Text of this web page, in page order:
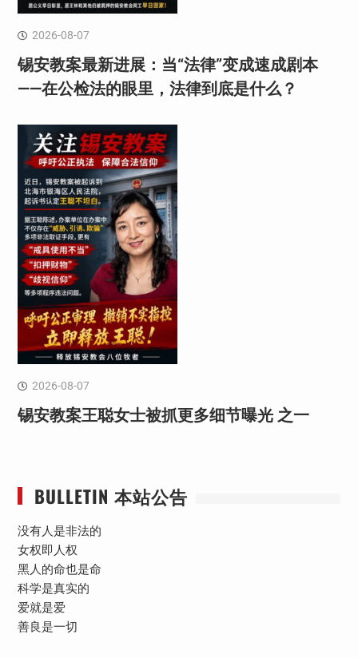
2026-08-07
锡安教案最新进展：当“法律”变成速成剧本
——在公检法的眼里，法律到底是什么？
2026-08-07
锡安教案王聪女士被抓更多细节曝光 之一
BULLETIN 本站公告
没有人是非法的
女权即人权
黑人的命也是命
科学是真实的
爱就是爱
善良是一切